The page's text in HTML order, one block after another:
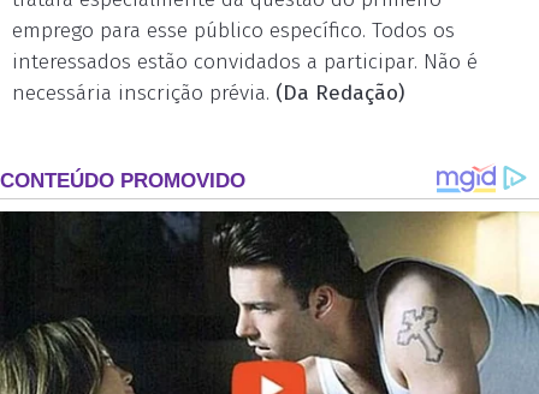
emprego para esse público específico. Todos os
interessados estão convidados a participar. Não é
necessária inscrição prévia. (Da Redação)